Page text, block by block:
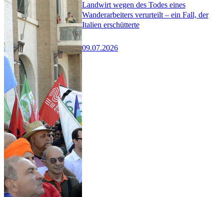
Landwirt wegen des Todes eines
Wanderarbeiters verurteilt – ein Fall, der
Italien erschütterte
09.07.2026